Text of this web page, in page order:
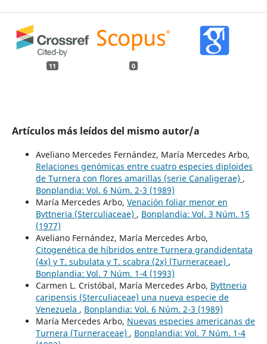
11 0
Artículos más leídos del mismo autor/a
Aveliano Mercedes Fernández, María Mercedes Arbo,
Relaciones genómicas entre cuatro especies diploides
de Turnera con flores amarillas (serie Canaligerae) ,
Bonplandia: Vol. 6 Núm. 2-3 (1989)
María Mercedes Arbo, Venación foliar menor en
Byttneria (Sterculiaceae) , Bonplandia: Vol. 3 Núm. 15
(1977)
Aveliano Fernández, María Mercedes Arbo,
Citogenética de híbridos entre Turnera grandidentata
(4x) y T. subulata y T. scabra (2x) (Turneraceae) ,
Bonplandia: Vol. 7 Núm. 1-4 (1993)
Carmen L. Cristóbal, María Mercedes Arbo, Byttneria
caripensis (Sterculiaceae) una nueva especie de
Venezuela , Bonplandia: Vol. 6 Núm. 2-3 (1989)
María Mercedes Arbo, Nuevas especies americanas de
Turnera (Turneraceae) , Bonplandia: Vol. 7 Núm. 1-4